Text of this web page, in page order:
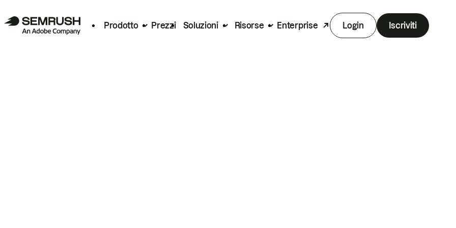
Prodotto Prezzi Soluzioni Risorse Enterprise Login Iscriviti